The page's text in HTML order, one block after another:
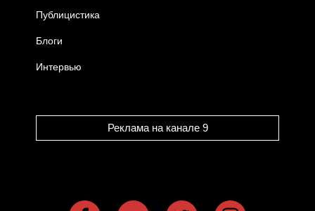
Публицистика
Блоги
Интервью
Реклама на канале 9